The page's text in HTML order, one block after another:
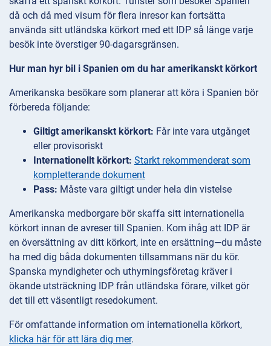
då och då med visum för flera inresor kan fortsätta
använda sitt utländska körkort med ett IDP så länge varje
besök inte överstiger 90-dagarsgränsen.
Hur man hyr bil i Spanien om du har amerikanskt körkort
Amerikanska besökare som planerar att köra i Spanien bör
förbereda följande:
Giltigt amerikanskt körkort: Får inte vara utgånget
eller provisoriskt
Internationellt körkort: Starkt rekommenderat som
kompletterande dokument
Pass: Måste vara giltigt under hela din vistelse
Amerikanska medborgare bör skaffa sitt internationella
körkort innan de avreser till Spanien. Kom ihåg att IDP är
en översättning av ditt körkort, inte en ersättning—du måste
ha med dig båda dokumenten tillsammans när du kör.
Spanska myndigheter och uthyrningsföretag kräver i
ökande utsträckning IDP från utländska förare, vilket gör
det till ett väsentligt resedokument.
För omfattande information om internationella körkort,
klicka här för att lära dig mer.